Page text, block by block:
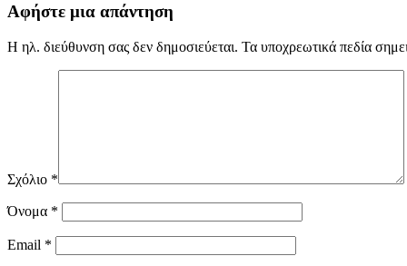
Αφήστε μια απάντηση
Η ηλ. διεύθυνση σας δεν δημοσιεύεται. Τα υποχρεωτικά πεδία
Σχόλιο *
Όνομα *
Email *